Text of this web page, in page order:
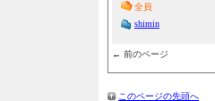
全員
shimin
← 前のページ
このページの先頭へ